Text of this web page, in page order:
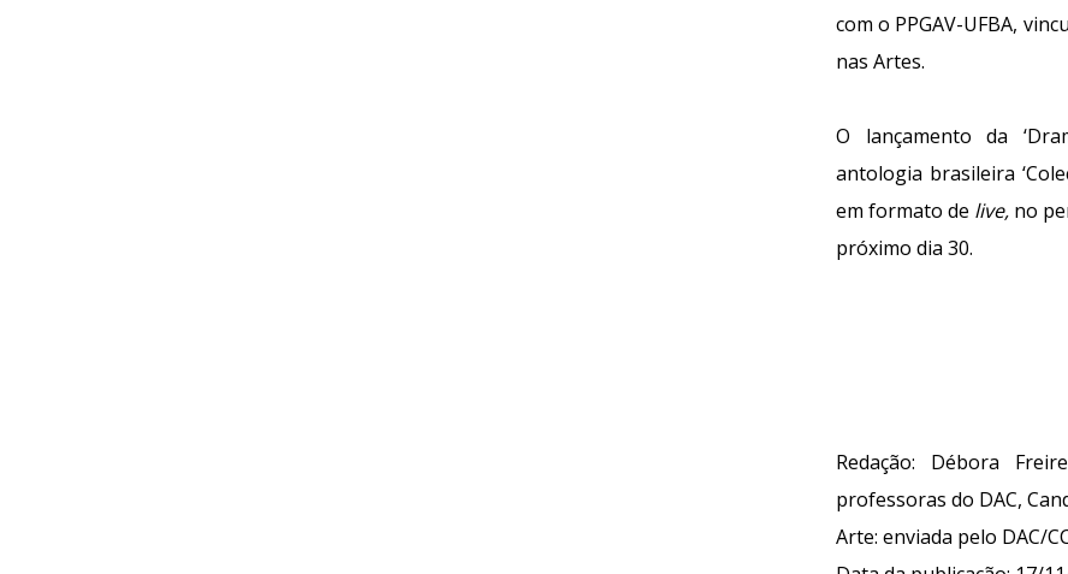
com o PPGAV-UFBA,
nas Artes.
O lançamento da
antologia brasileira
em formato de live, no
próximo dia 30.
Redação: Débora
professoras do DAC,
Arte: enviada pelo DAC/